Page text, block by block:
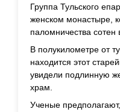
Группа Тульского
женском монастыре,
паломничества
В полукилометре от
находится этот
увидели подлинную
храм.
Ученые